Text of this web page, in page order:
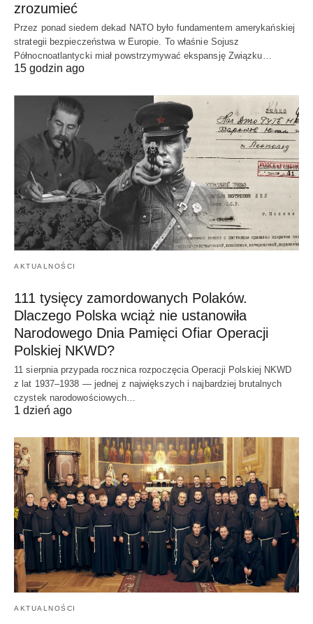
zrozumieć
Przez ponad siedem dekad NATO było fundamentem amerykańskiej
strategii bezpieczeństwa w Europie. To właśnie Sojusz
Północnoatlantycki miał powstrzymywać ekspansję Związku…
15 godzin ago
AKTUALNOŚCI
111 tysięcy zamordowanych Polaków.
Dlaczego Polska wciąż nie ustanowiła
Narodowego Dnia Pamięci Ofiar Operacji
Polskiej NKWD?
11 sierpnia przypada rocznica rozpoczęcia Operacji Polskiej NKWD
z lat 1937–1938 — jednej z największych i najbardziej brutalnych
czystek narodowościowych…
1 dzień ago
AKTUALNOŚCI